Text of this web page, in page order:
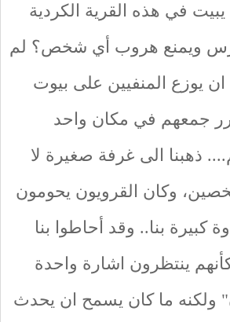
في هذه القرية الكردية
ويمنع هروب أي شخص؟ لم
يوزع المنفيين على بيوت
قرر جمعهم في مكان واحد
ذهبنا الى غرفة صغيرة لا
وكان القرويون يحومون
كبيرة بنا.. وقد أحاطوا بنا
ينتظرون اشارة واحدة
ولكنه ما كان يسمح ان يحدث